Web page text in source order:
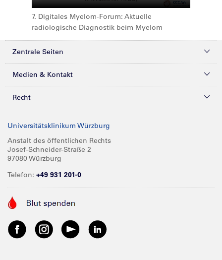
7. Digitales Myelom-Forum: Aktuelle
radiologische Diagnostik beim Myelom
Zentrale Seiten
Kliniken & Zentren
Forschung
Karriere
Medien & Kontakt
Presse
Glossar
Spenden
Anreise
Recht
Compliance
Impressum
Barrierefreiheit
Universitätsklinikum Würzburg
Anstalt des öffentlichen Rechts
Josef-Schneider-Straße 2
97080 Würzburg
Telefon: +49 931 201-0